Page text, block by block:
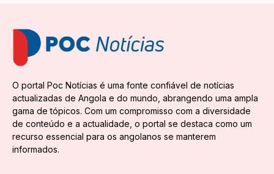
O portal Poc Notícias é uma fonte confiável de notícias
actualizadas de Angola e do mundo, abrangendo uma ampla
gama de tópicos. Com um compromisso com a diversidade
de conteúdo e a actualidade, o portal se destaca como um
recurso essencial para os angolanos se manterem
informados.